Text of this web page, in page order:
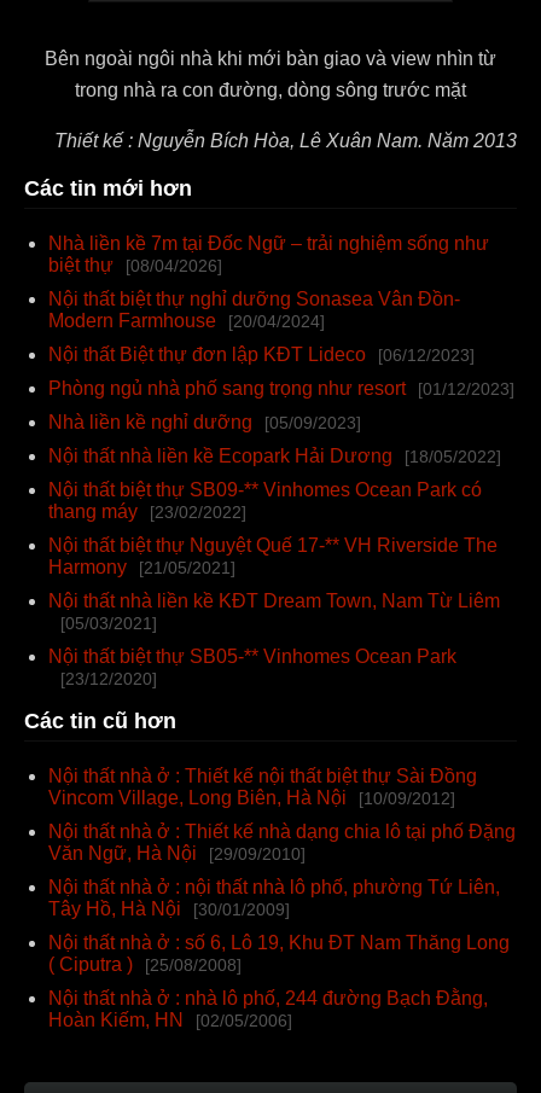
Bên ngoài ngôi nhà khi mới bàn giao và view nhìn từ
trong nhà ra con đường, dòng sông trước mặt
Thiết kế : Nguyễn Bích Hòa, Lê Xuân Nam. Năm 2013
Các tin mới hơn
Nhà liền kề 7m tại Đốc Ngữ – trải nghiệm sống như
biệt thự
[08/04/2026]
Nội thất biệt thự nghỉ dưỡng Sonasea Vân Đồn-
Modern Farmhouse
[20/04/2024]
Nội thất Biệt thự đơn lập KĐT Lideco [06/12/2023]
Phòng ngủ nhà phố sang trọng như resort [01/12/2023]
Nhà liền kề nghỉ dưỡng [05/09/2023]
Nội thất nhà liền kề Ecopark Hải Dương [18/05/2022]
Nội thất biệt thự SB09-** Vinhomes Ocean Park có
thang máy
[23/02/2022]
Nội thất biệt thự Nguyệt Quế 17-** VH Riverside The
Harmony
[21/05/2021]
Nội thất nhà liền kề KĐT Dream Town, Nam Từ Liêm
[05/03/2021]
Nội thất biệt thự SB05-** Vinhomes Ocean Park
[23/12/2020]
Các tin cũ hơn
Nội thất nhà ở : Thiết kế nội thất biệt thự Sài Đồng
Vincom Village, Long Biên, Hà Nội
[10/09/2012]
Nội thất nhà ở : Thiết kế nhà dạng chia lô tại phố Đặng
Văn Ngữ, Hà Nội
[29/09/2010]
Nội thất nhà ở : nội thất nhà lô phố, phường Tứ Liên,
Tây Hồ, Hà Nội
[30/01/2009]
Nội thất nhà ở : số 6, Lô 19, Khu ĐT Nam Thăng Long
( Ciputra )
[25/08/2008]
Nội thất nhà ở : nhà lô phố, 244 đường Bạch Đằng,
Hoàn Kiếm, HN
[02/05/2006]